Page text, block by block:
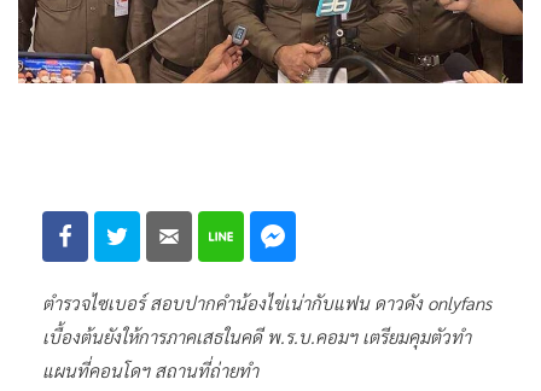
ตำรวจไซเบอร์ สอบปากคำน้องไข่เน่ากับแฟน ดาวดัง onlyfans
เบื้องต้นยังให้การภาคเสธในคดี พ.ร.บ.คอมฯ เตรียมคุมตัวทำ
แผนที่คอนโดฯ สถานที่ถ่ายทำ